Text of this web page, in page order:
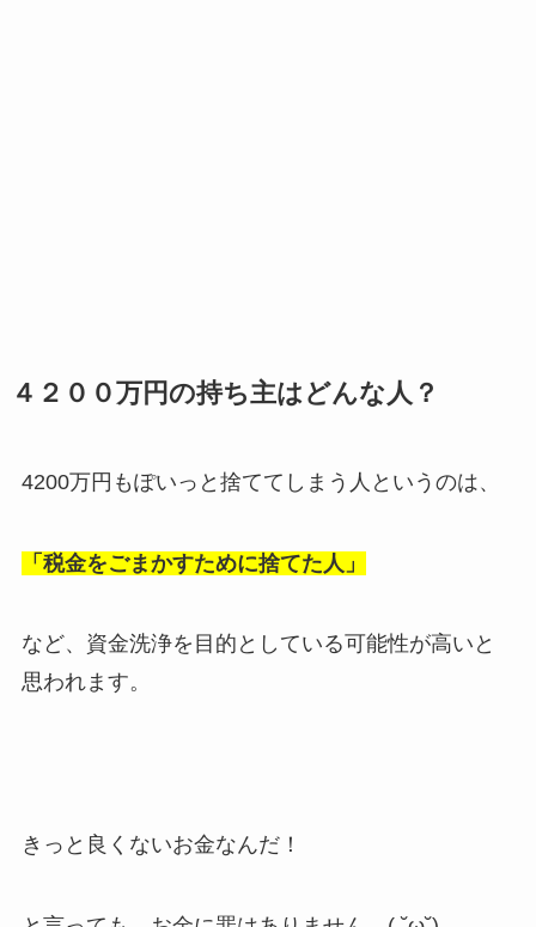
４２００万円の持ち主はどんな人？
4200万円もぽいっと捨ててしまう人というのは、
「税金をごまかすために捨てた人」
など、資金洗浄を目的としている可能性が高いと
思われます。
きっと良くないお金なんだ！